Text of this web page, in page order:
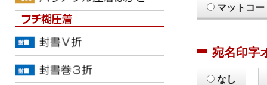
マットコー
宛名印字
なし